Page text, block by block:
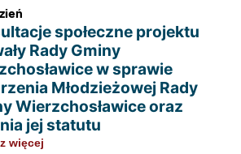
społeczne projektu
Rady Gminy
w sprawie
Młodzieżowej Rady
Wierzchosławice oraz
jej statutu
więcej